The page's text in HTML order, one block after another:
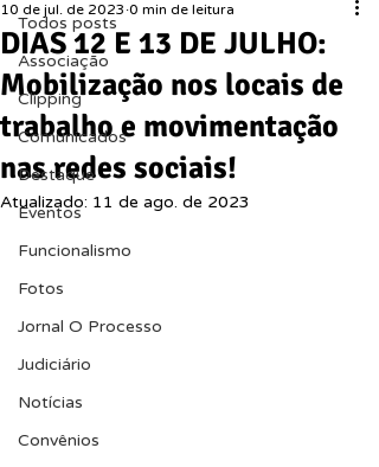
Todos posts
Associação
Clipping
Comunicados
Destaque
Eventos
Funcionalismo
Fotos
Jornal O Processo
Judiciário
Notícias
Convênios
DIAS 12 E 13 DE JULHO:
Mobilização nos locais de
trabalho e movimentação
nas redes sociais!
10 de jul. de 2023 0 min de leitura
Atualizado: 11 de ago. de 2023